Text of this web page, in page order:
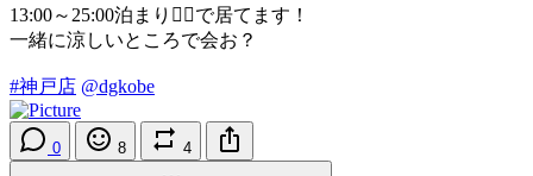
13:00～25:00泊まり🙆‍♀️で居てます！
一緒に涼しいところで会お？
#神戸店 @dgkobe
0 8 4